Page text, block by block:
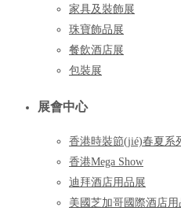
家具及裝飾展
珠寶飾品展
餐飲酒店展
包裝展
展會中心
香港時裝節(jié)春夏系
香港Mega Show
迪拜酒店用品展
美國芝加哥國際酒店